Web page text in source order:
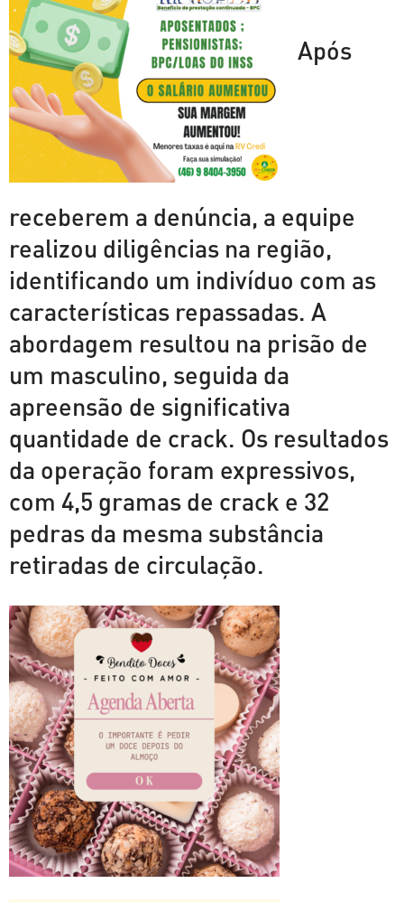
Após
receberem a denúncia, a equipe
realizou diligências na região,
identificando um indivíduo com as
características repassadas. A
abordagem resultou na prisão de
um masculino, seguida da
apreensão de significativa
quantidade de crack. Os resultados
da operação foram expressivos,
com 4,5 gramas de crack e 32
pedras da mesma substância
retiradas de circulação.